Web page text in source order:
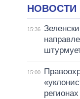
НОВОСТИ
15:36
15:00
регионах